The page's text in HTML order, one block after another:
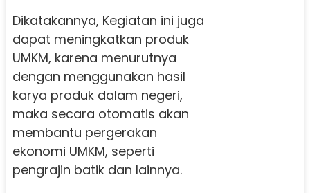
Dikatakannya, Kegiatan ini juga
dapat meningkatkan produk
UMKM, karena menurutnya
dengan menggunakan hasil
karya produk dalam negeri,
maka secara otomatis akan
membantu pergerakan
ekonomi UMKM, seperti
pengrajin batik dan lainnya.